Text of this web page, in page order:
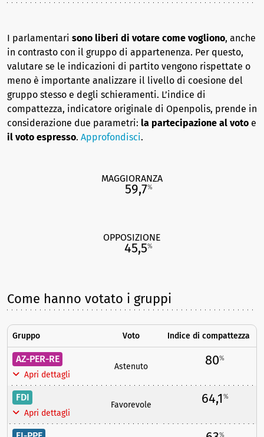
I parlamentari sono liberi di votare come vogliono, anche
in contrasto con il gruppo di appartenenza. Per questo,
valutare se le indicazioni di partito vengono rispettate o
meno è importante analizzare il livello di coesione del
gruppo stesso e degli schieramenti. L’indice di
compattezza, indicatore originale di Openpolis, prende in
considerazione due parametri: la partecipazione al voto e
il voto espresso. Approfondisci.
MAGGIORANZA
59,7%
OPPOSIZIONE
45,5%
Come hanno votato i gruppi
Gruppo Voto Indice di compattezza
AZ-PER-RE
Apri dettagli
Astenuto 80%
FDI
Apri dettagli
Favorevole 64,1%
%